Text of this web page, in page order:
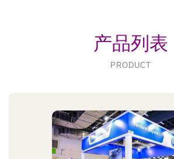
产品列表
PRODUCT